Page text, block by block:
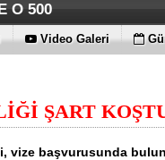
O 500
Video Galeri
ŞART
vize başvurusunda